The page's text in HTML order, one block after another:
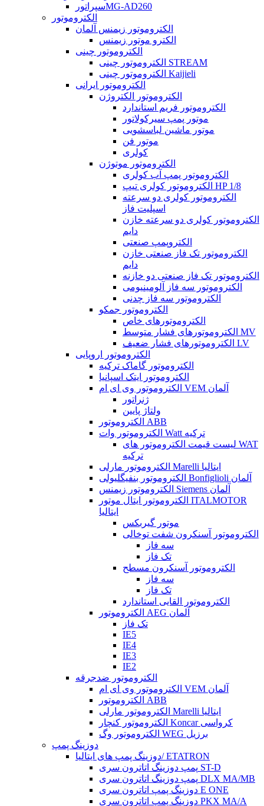
سپراتورMG-AD260
الکتروموتور
الکتروموتور زیمنس آلمان
الکترو موتور زیمنس
الکتروموتور چینی
الکتروموتور چینی STREAM
الکتروموتور چینی Kaijieli
الکتروموتور ایرانی
الکتروموتور الکتروژن
الکتروموتور فریم استاندارد
موتور پمپ سیرکولاتور
موتور ماشین لباسشویی
موتور فن
کولری
الکتروموتور موتوژن
الکتروموتور پمپ آب کولری
الکتروموتور کولری تیپ HP 1/8
الکتروموتور کولری دو سرعته
اسپلیت فاز
الکتروموتور کولری دو سرعته خازن
دایم
الکتروپمپ صنعتی
الکتروموتور تک فاز صنعتی خازن
دایم
الکتروموتور تک فاز صنعتی دو خازنه
الکتروموتور سه فاز آلومینیومی
الکتروموتور سه فاز چدنی
الکتروموتور جمکو
الکتروموتورهای خاص
الکتروموتورهای فشار متوسط MV
الکتروموتورهای فشار ضعیف LV
الکتروموتور اروپایی
الکتروموتور گاماک ترکیه
الکتروموتور ایتک اسپانیا
الکتروموتور وی ای ام VEM آلمان
ژنراتور
ولتاژ پایین
الکتروموتور ABB
الکتروموتور وات Watt ترکیه
لیست قیمت الکتروموتور های WAT
ترکیه
الکتروموتور مارلی Marelli ایتالیا
الکتروموتور بنفیگلیولی Bonfiglioli آلمان
الکتروموتور زیمنس Siemens آلمان
الکتروموتور ایتال موتور ITALMOTOR
ایتالیا
موتور گیربکس
الکتروموتور آسنکرون شفت توخالی
سه فاز
تک فاز
الکتروموتور آسنکرون مسطح
سه فاز
تک فاز
الکتروموتور القایی استاندارد
الکتروموتور AEG آلمان
تک فاز
IE5
IE4
IE3
IE2
الکتروموتور ضدجرقه
الکتروموتور وی ای ام VEM آلمان
الکتروموتور ABB
الکتروموتور مارلی Marelli ایتالیا
الکتروموتور کنچار Koncar کرواسی
الکتروموتور وگ WEG برزیل
دوزینگ پمپ
دوزینگ پمپ های ایتالیا/ ETATRON
پمپ دوزینگ اتاترون سری ST-D
پمپ دوزینگ اتاترون سری DLX MA/MB
دوزینگ پمپ اتاترون سری E ONE
دوزینگ پمپ اتاترون سری PKX MA/A